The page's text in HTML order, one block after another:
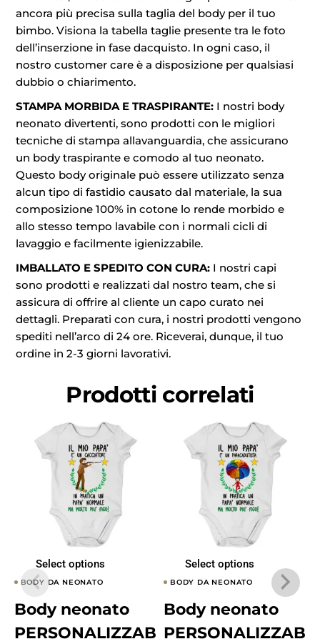
ancora più precisa sulla taglia del body per il tuo
bimbo. Visiona la tabella taglie presente tra le foto
dell’inserzione in fase dacquisto. In ogni caso, il
nostro customer care è a disposizione per qualsiasi
dubbio o chiarimento.
STAMPA MORBIDA E TRASPIRANTE: I nostri body
neonato divertenti, sono prodotti con le migliori
tecniche di stampa allavanguardia, che assicurano
un body traspirante e comodo al tuo neonato.
Questo body originale può essere utilizzato senza
alcun tipo di fastidio causato dal materiale, la sua
composizione 100% in cotone lo rende morbido e
allo stesso tempo lavabile con i normali cicli di
lavaggio e facilmente igienizzabile.
IMBALLATO E SPEDITO CON CURA: I nostri capi
sono prodotti e realizzati dal nostro team, che si
assicura di offrire al cliente un capo curato nei
dettagli. Preparati con cura, i nostri prodotti vengono
spediti nell’arco di 24 ore. Riceverai, dunque, il tuo
ordine in 2-3 giorni lavorativi.
Prodotti correlati
Select options
BODY DA NEONATO
Body neonato
PERSONALIZZAB
Select options
BODY DA NEONATO
Body neonato
PERSONALIZZAB